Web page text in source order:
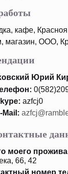
кафе,
магазин, ООО,
Юрий
azfcj0
Mail:
мοего
66, 42
номер